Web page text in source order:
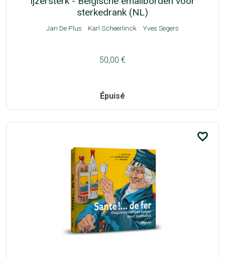
sterkedrank (NL)
Jan De Plus Karl Scheerlinck Yves Segers
50,00 €
Épuisé
favorite_border